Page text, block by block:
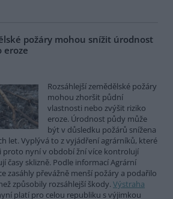
požáry mohou snížit úrodnost
eroze
Rozsáhlejší zemědělské požáry
mohou zhoršit půdní
vlastnosti nebo zvýšit riziko
eroze. Úrodnost půdy může
být v důsledku požárů snížena
let. Vyplývá to z vyjádření agrárníků, které
proto nyní v období žní více kontrolují
časy sklizně. Podle informací Agrární
zasáhly převážně menší požáry a podařilo
způsobily rozsáhlejší škody. Výstraha
platí pro celou republiku s výjimkou